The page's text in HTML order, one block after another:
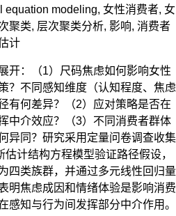
equation modeling, 女性消费者, 女
聚类, 层次聚类分析, 影响, 消费者
计
开：（1）尺码焦虑如何影响女性
？不同感知维度（认知程度、焦虑
有何差异？（2）应对策略是否在
中介效应？（3）不同消费者群体
异同？研究采用定量问卷调查收集
计结构方程模型验证路径假设，
四类族群，并通过多元线性回归量
明焦虑成因和情绪体验是影响消费
感知与行为间发挥部分中介作用。